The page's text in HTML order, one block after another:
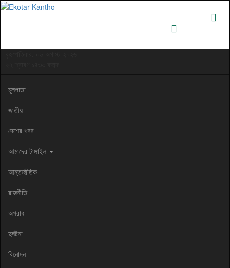
মূলপাতা
জাতীয়
দেশের খবর
আমাদের টাঙ্গাইল
আন্তর্জাতিক
রাজনীতি
অপরাধ
দুর্ঘটনা
বিনোদন